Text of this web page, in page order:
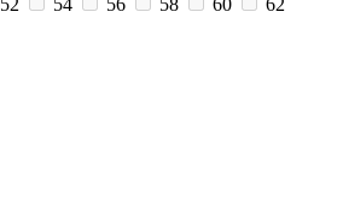
52 54 56 58 60
62